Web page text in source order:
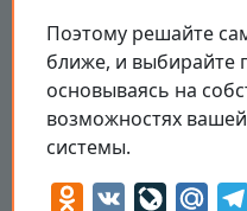
Поэтому решайте
ближе, и выбирайте
основываясь на
возможностях
системы.
Odnoklassniki
VK